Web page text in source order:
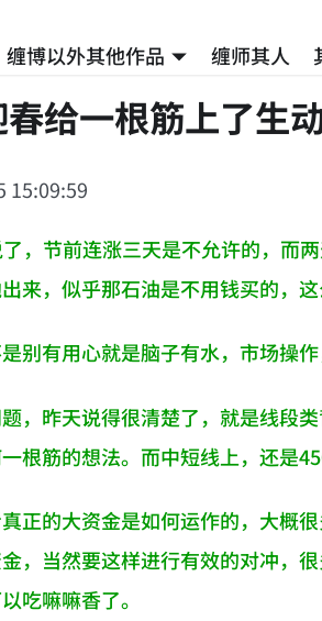
缠博以外其他作品 缠师其人
给一根筋上了生
15:09:59
，节前连涨三天是不允许的，而
来，似乎那石油是不用钱买的，
别有用心就是脑子有水，市场操
，昨天说得很清楚了，就是线段
根筋的想法。而中短线上，还是
正的大资金是如何运作的，大概
，当然要这样进行有效的对冲，
吃嘛嘛香了。